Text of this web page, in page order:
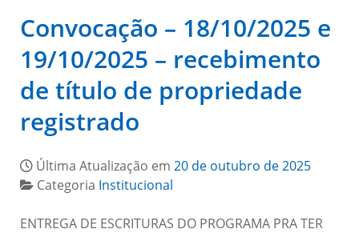
Convocação – 18/10/2025 e
19/10/2025 – recebimento
de título de propriedade
registrado
Última Atualização em 20 de outubro de 2025
Categoria Institucional
ENTREGA DE ESCRITURAS DO PROGRAMA PRA TER